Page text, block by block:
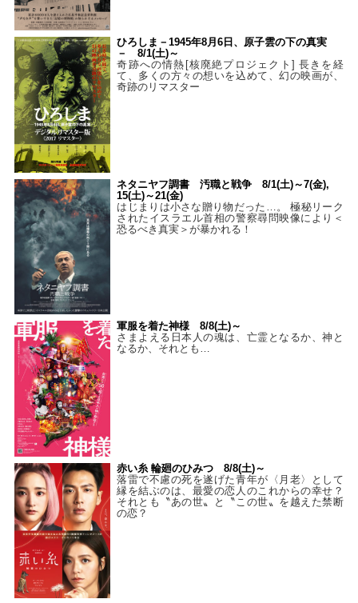
ひろしま－1945年8月6日、原子雲の下の真実
－ 8/1(土)～
奇跡への情熱[核廃絶プロジェクト] 長きを経
て、多くの方々の想いを込めて、幻の映画が、
奇跡のリマスター
ネタニヤフ調書 汚職と戦争 8/1(土)～7(金),
15(土)～21(金)
はじまりは小さな贈り物だった…。 極秘リーク
されたイスラエル首相の警察尋問映像により＜
恐るべき真実＞が暴かれる！
軍服を着た神様 8/8(土)～
さまよえる日本人の魂は、亡霊となるか、神と
なるか、それとも…
赤い糸 輪廻のひみつ 8/8(土)～
落雷で不慮の死を遂げた青年が〈月老〉として
縁を結ぶのは、最愛の恋人のこれからの幸せ？
それとも〝あの世〟と〝この世〟を越えた禁断
の恋？